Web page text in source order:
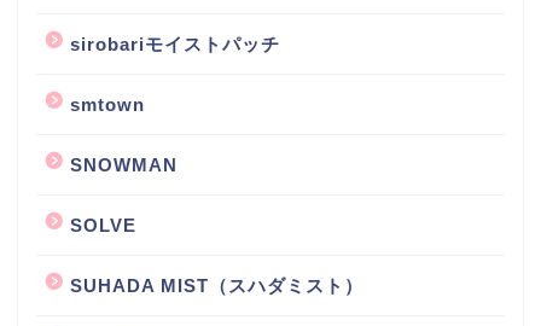
sirobariモイストパッチ
smtown
SNOWMAN
SOLVE
SUHADA MIST（スハダミスト）